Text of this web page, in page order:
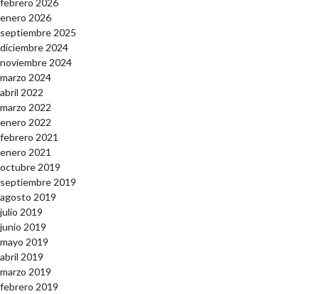
enero 2026
septiembre 2025
diciembre 2024
noviembre 2024
marzo 2024
abril 2022
marzo 2022
enero 2022
febrero 2021
enero 2021
octubre 2019
septiembre 2019
agosto 2019
julio 2019
junio 2019
mayo 2019
abril 2019
marzo 2019
febrero 2019